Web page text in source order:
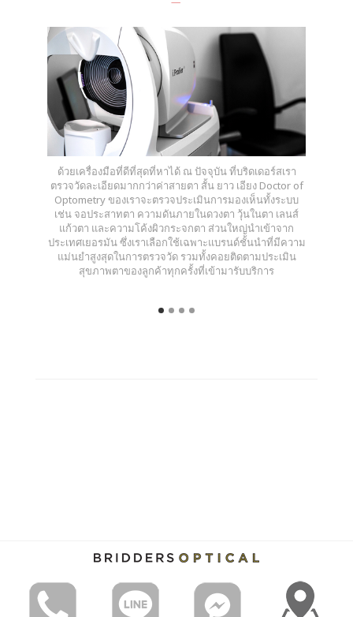
ด้วยเครื่องมือที่ดีที่สุดที่หาได้ ณ ปัจจุบัน ที่บริดเดอร์สเรา
ตรวจวัดละเอียดมากกว่าค่าสายตา สั้น ยาว เอียง Doctor of
Optometry ของเราจะตรวจประเมินการมองเห็นทั้งระบบ
เช่น จอประสาทตา ความดันภายในดวงตา วุ้นในตา เลนส์
แก้วตา และความโค้งผิวกระจกตา ส่วนใหญ่นำเข้าจาก
ประเทศเยอรมัน ซึ่งเราเลือกใช้เฉพาะแบรนด์ชั้นนำที่มีความ
แม่นยำสูงสุดในการตรวจวัด รวมทั้งคอยติดตามประเมิน
สุขภาพตาของลูกค้าทุกครั้งที่เข้ามารับบริการ